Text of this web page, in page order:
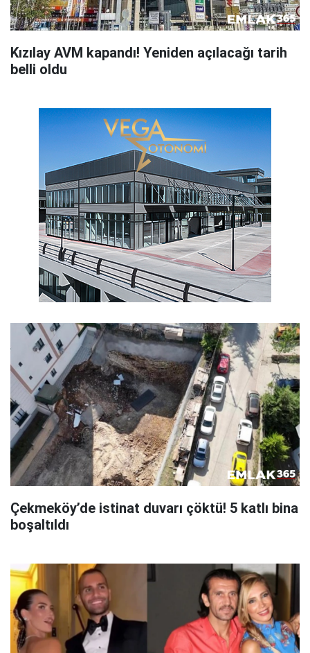
Kızılay AVM kapandı! Yeniden açılacağı tarih
belli oldu
Çekmeköy’de istinat duvarı çöktü! 5 katlı bina
boşaltıldı